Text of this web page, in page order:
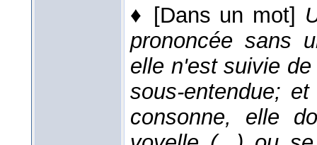
♦ [Dans un mot]
prononcée sans
elle n'est suivie
sous-entendue;
consonne, elle